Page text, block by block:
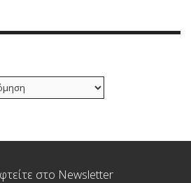
στο Newsletter